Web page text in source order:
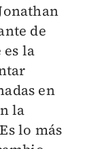
de
es la
en
la
lo más